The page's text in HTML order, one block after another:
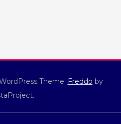
Theme: Freddo by